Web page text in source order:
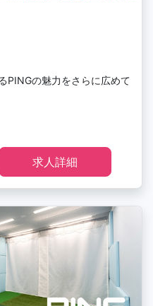
PINGの魅力をさらに広めて
求人詳細